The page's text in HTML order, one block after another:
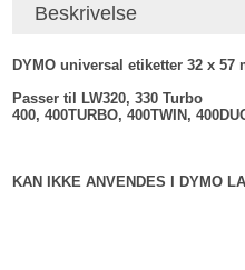
Beskrivelse
DYMO universal etiketter 32 x 57
Passer til LW320, 330 Turbo
400, 400TURBO, 400TWIN,
KAN IKKE ANVENDES I DYMO